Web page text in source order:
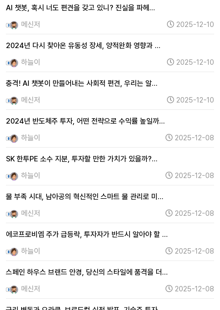
AI 챗봇, 혹시 너도 편견을 갖고 있니? 진실을 파헤…
메신저
2025-12-10
2024년 다시 찾아온 유동성 장세, 양적완화 영향과 …
하늘이
2025-12-10
충격! AI 챗봇이 만들어내는 사회적 편견, 우리는 알…
메신저
2025-12-10
2024년 반도체주 투자, 어떤 전략으로 수익률 높일까…
하늘이
2025-12-08
SK 한투PE 소수 지분, 투자할 만한 가치가 있을까?…
하늘이
2025-12-08
물 부족 시대, 남아공의 혁신적인 스마트 물 관리로 미…
메신저
2025-12-08
에코프로비엠 주가 급등락, 투자자가 반드시 알아야 할 …
하늘이
2025-12-08
스페인 하우스 브랜드 안경, 당신의 스타일에 품격을 더…
메신저
2025-12-08